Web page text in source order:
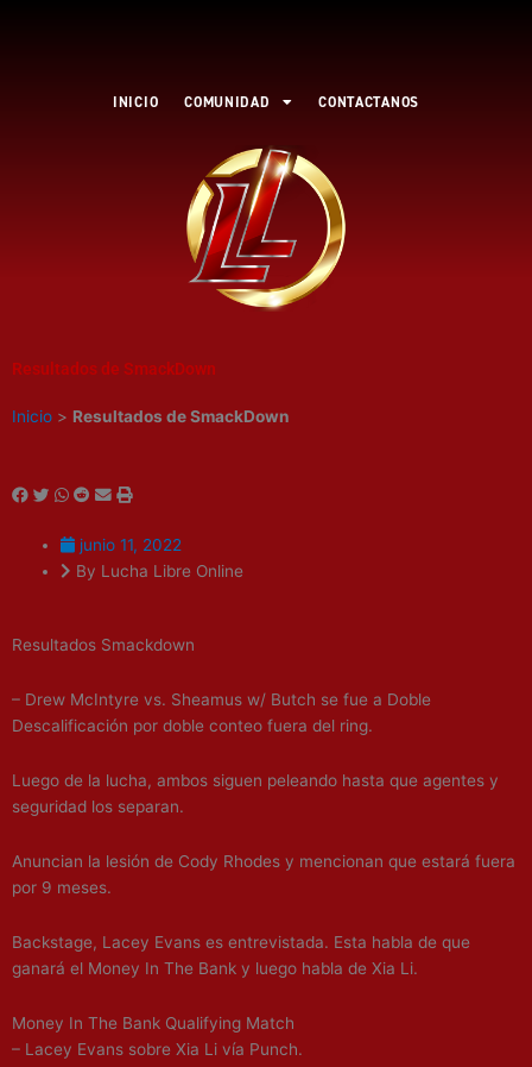
INICIO
COMUNIDAD CONTACTANOS
Resultados de SmackDown
Inicio > Resultados de SmackDown
junio 11, 2022
By Lucha Libre Online
Resultados Smackdown
– Drew McIntyre vs. Sheamus w/ Butch se fue a Doble
Descalificación por doble conteo fuera del ring.
Luego de la lucha, ambos siguen peleando hasta que agentes y
seguridad los separan.
Anuncian la lesión de Cody Rhodes y mencionan que estará fuera
por 9 meses.
Backstage, Lacey Evans es entrevistada. Esta habla de que
ganará el Money In The Bank y luego habla de Xia Li.
Money In The Bank Qualifying Match
– Lacey Evans sobre Xia Li vía Punch.